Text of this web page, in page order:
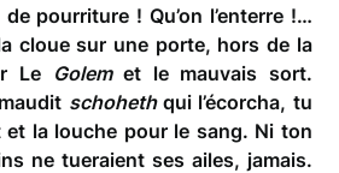
pourriture ! Qu’on l’enterre !…
la cloue sur une porte, hors de la
Le Golemet le mauvais sort.
schohethqui l’écorcha, tu
la louche pour le sang. Ni ton
ne tueraient ses ailes, jamais.